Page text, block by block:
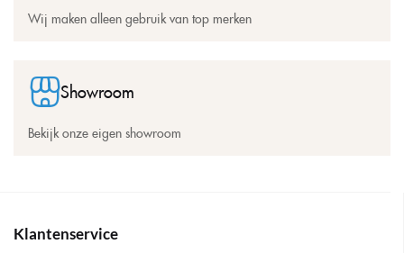
Wij maken alleen gebruik van top merken
Showroom
Bekijk onze eigen showroom
Klantenservice